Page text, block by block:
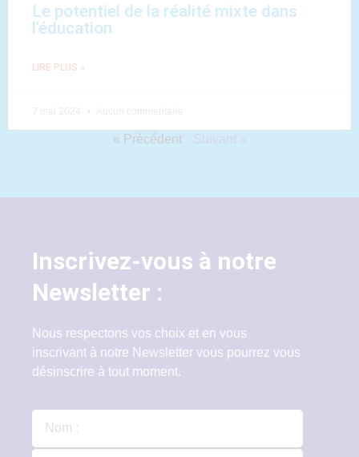
Le potentiel de la réalité mixte dans
l’éducation
LIRE PLUS »
« Précédent Suivant »
Inscrivez-vous à notre
Newsletter :
Nous respectons vos choix et en vous
inscrivant à notre Newsletter vous pourrez vous
désinscrire à tout moment.